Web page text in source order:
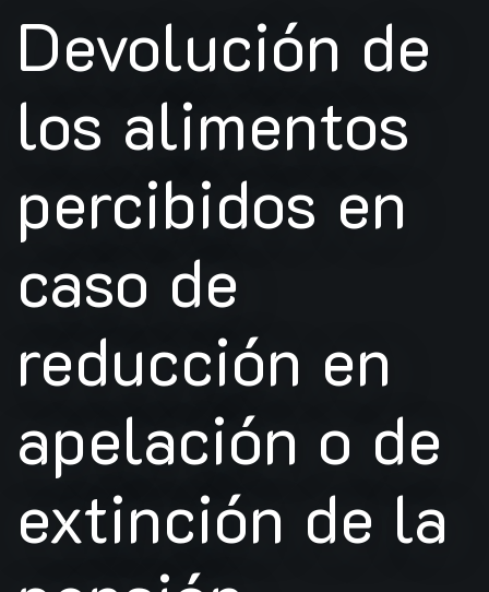
Devolución de
los alimentos
percibidos en
caso de
reducción en
apelación o de
extinción de la